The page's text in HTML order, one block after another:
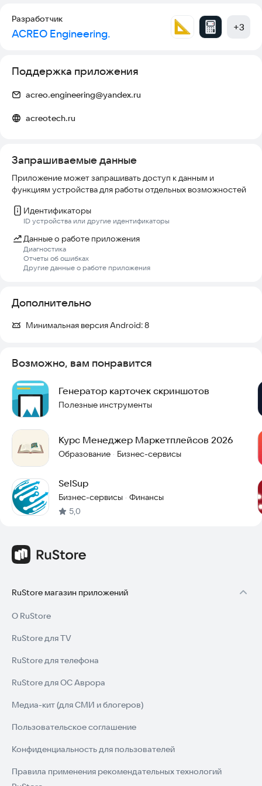
Разработчик
ACREO Engineering. +3
Поддержка приложения
acreo.engineering@yandex.ru
acreotech.ru
Запрашиваемые данные
Приложение может запрашивать доступ к данным и
функциям устройства для работы отдельных возможностей
Идентификаторы
ID устройства или другие идентификаторы
Данные о работе приложения
Диагностика
Отчеты об ошибках
Другие данные о работе приложения
Дополнительно
Минимальная версия Android:8
Возможно, вам понравится
Генератор карточек скриншотов
Полезные инструменты
Курс Менеджер Маркетплейсов 2026
Образование · Бизнес-сервисы
SelSup
Бизнес-сервисы · Финансы
5,0
RuStore магазин приложений
О RuStore
RuStore для TV
RuStore для телефона
RuStore для ОС Аврора
Медиа-кит (для СМИ и блогеров)
Пользовательское соглашение
Конфиденциальность для пользователей
Правила применения рекомендательных технологий